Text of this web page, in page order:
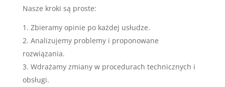
Nasze kroki są proste:
Zbieramy opinie po każdej usłudze.
Analizujemy problemy i proponowane
rozwiązania.
Wdrażamy zmiany w procedurach technicznych i
obsługi.